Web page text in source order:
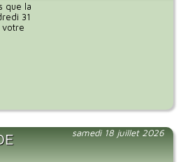
que la
31
votre
samedi 18 juillet 2026